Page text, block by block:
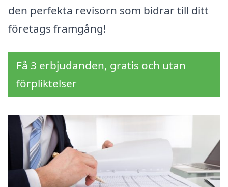
den perfekta revisorn som bidrar till ditt
företags framgång!
Få 3 erbjudanden, gratis och utan
förpliktelser